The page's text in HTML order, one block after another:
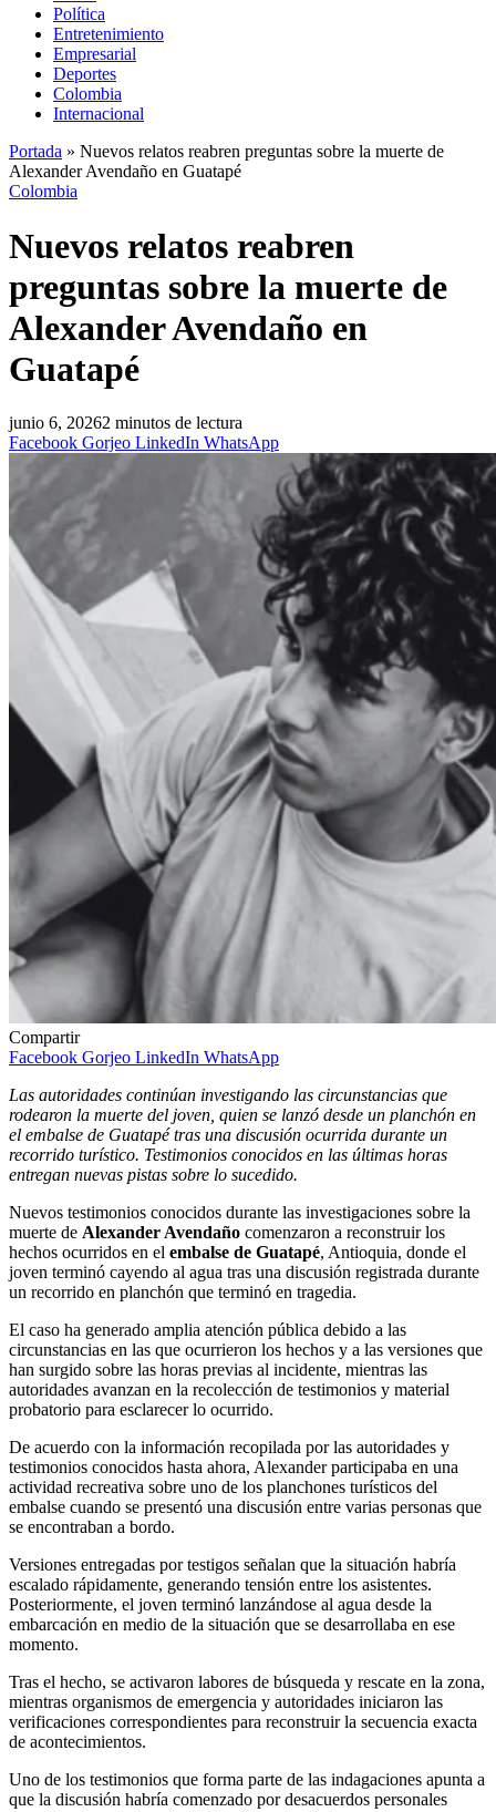
Política
Entretenimiento
Empresarial
Deportes
Colombia
Internacional
Portada » Nuevos relatos reabren preguntas sobre la muerte de
Alexander Avendaño en Guatapé
Colombia
Nuevos relatos reabren
preguntas sobre la muerte de
Alexander Avendaño en
Guatapé
junio 6, 20262 minutos de lectura
Facebook Gorjeo LinkedIn WhatsApp
Compartir
Facebook Gorjeo LinkedIn WhatsApp
Las autoridades continúan investigando las circunstancias que
rodearon la muerte del joven, quien se lanzó desde un planchón en
el embalse de Guatapé tras una discusión ocurrida durante un
recorrido turístico. Testimonios conocidos en las últimas horas
entregan nuevas pistas sobre lo sucedido.
Nuevos testimonios conocidos durante las investigaciones sobre la
muerte de Alexander Avendaño comenzaron a reconstruir los
hechos ocurridos en el embalse de Guatapé, Antioquia, donde el
joven terminó cayendo al agua tras una discusión registrada durante
un recorrido en planchón que terminó en tragedia.
El caso ha generado amplia atención pública debido a las
circunstancias en las que ocurrieron los hechos y a las versiones que
han surgido sobre las horas previas al incidente, mientras las
autoridades avanzan en la recolección de testimonios y material
probatorio para esclarecer lo ocurrido.
De acuerdo con la información recopilada por las autoridades y
testimonios conocidos hasta ahora, Alexander participaba en una
actividad recreativa sobre uno de los planchones turísticos del
embalse cuando se presentó una discusión entre varias personas que
se encontraban a bordo.
Versiones entregadas por testigos señalan que la situación habría
escalado rápidamente, generando tensión entre los asistentes.
Posteriormente, el joven terminó lanzándose al agua desde la
embarcación en medio de la situación que se desarrollaba en ese
momento.
Tras el hecho, se activaron labores de búsqueda y rescate en la zona,
mientras organismos de emergencia y autoridades iniciaron las
verificaciones correspondientes para reconstruir la secuencia exacta
de acontecimientos.
Uno de los testimonios que forma parte de las indagaciones apunta a
que la discusión habría comenzado por desacuerdos personales